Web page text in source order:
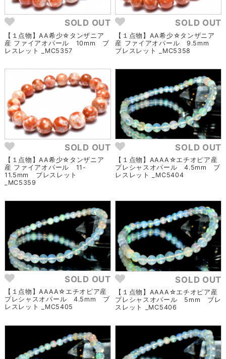
SOLD OUT
【１点物】AA希少☆タンザニア
産 ファイアオパール 10mm ブ
レスレット _MC5357
SOLD OUT
【１点物】AA希少☆タンザニア
産 ファイアオパール 9.5mm
ブレスレット _MC5358
SOLD OUT
【１点物】AA希少☆タンザニア
産 ファイアオパール 11-
11.5mm ブレスレット
_MC5359
SOLD OUT
【１点物】AAAA☆エチオピア産
プレシャスオパール 4.5mm ブ
レスレット _MC5404
SOLD OUT
【１点物】AAAA☆エチオピア産
プレシャスオパール 4.5mm ブ
レスレット _MC5405
SOLD OUT
【１点物】AAAA☆エチオピア産
プレシャスオパール 5mm ブレ
スレット _MC5406